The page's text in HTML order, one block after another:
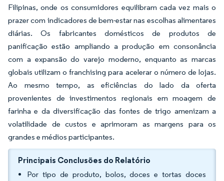
Filipinas, onde os consumidores equilibram cada vez mais o
prazer com indicadores de bem-estar nas escolhas alimentares
diárias. Os fabricantes domésticos de produtos de
panificação estão ampliando a produção em consonância
com a expansão do varejo moderno, enquanto as marcas
globais utilizam o franchising para acelerar o número de lojas.
Ao mesmo tempo, as eficiências do lado da oferta
provenientes de investimentos regionais em moagem de
farinha e da diversificação das fontes de trigo amenizam a
volatilidade de custos e aprimoram as margens para os
grandes e médios participantes.
Principais Conclusões do Relatório
Por tipo de produto, bolos, doces e tortas doces